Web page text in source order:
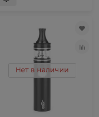
Нет в наличии